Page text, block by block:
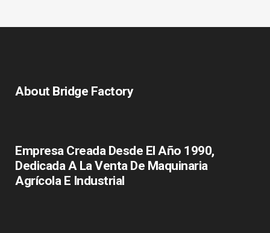
About Bridge Factory
Empresa Creada Desde El Año 1990,
Dedicada A La Venta De Maquinaria
Agrícola E Industrial